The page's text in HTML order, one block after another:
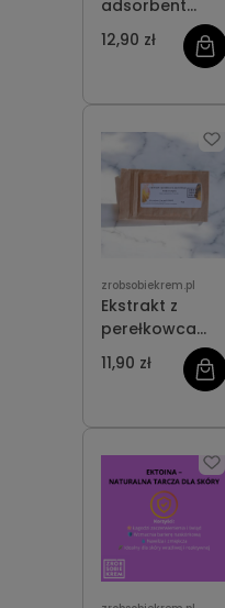
adsorbent
zapachów
12,90 zł
zrobsobiekrem.pl
Ekstrakt z
perełkowca
japońskiego -
trokserutyna
11,90 zł